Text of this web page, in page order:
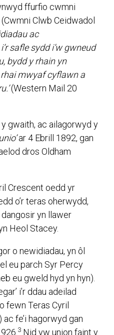
ffurfio cwmni
Clwb Ceidwadol
ac
safle sydd i’w gwneud
bydd y rhain yn
rhai mwyaf cyflawn a
(Western Mail 20
gwaith, ac ailagorwyd y
ar 4 Ebrill 1892, gan
dros Oldham
Crescent oedd yr
o’r teras oherwydd,
yn llawer
Heol Stacey.
o newidiadau, yn ôl
eu parch Syr Percy
eu gweld hyd yn hyn).
i’r ddau adeilad
fewn Teras Cyril
fe’i hagorwyd gan
3 Nid yw union faint y